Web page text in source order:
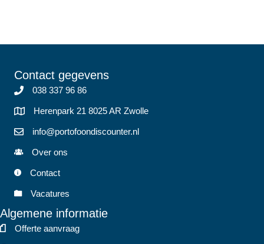
gekozen
op
productpagina
Contact gegevens
038 337 96 86
Herenpark 21 8025 AR Zwolle
info@portofoondiscounter.nl
Over ons
Contact
Vacatures
Algemene informatie
Offerte aanvraag